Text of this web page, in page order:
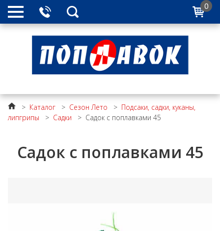
0
> Каталог > Сезон Лето > Подсаки, садки, куканы,
липгрипы
> Садки > Садок с поплавками 45
Садок с поплавками 45